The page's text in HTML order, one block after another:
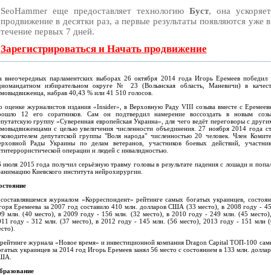
SeoHammer еще предоставляет технологию Буст, она ускоряет
продвижение в десятки раз, а первые результаты появляются уже в
течение первых 7 дней.
Зарегистрироваться и Начать продвижение
внеочередных парламентских выборах 26 октября 2014 года Игорь Еремеев победил
избирательном округе № 23 (Волынская область, Маневичи) в
набрав 40,43 % или 41 510 голосов.
оценке журналистов издания «Insider», в Верховную Раду VIII созыва вместе с
12 его соратников. Сам он подтвердил намерение воссоздать в новым
группу «Суверенная европейская Украина», для чего ведёт переговоры с
с целью увеличения численности объединения. 27 ноября 2014 года
депутатской группы "Воля народа" численностью 20 человек. Член
Рады Украины по делам ветеранов, участников боевых действий,
операции и людей с инвалидностью.
июля 2015 года получил серьёзную травму головы в результате падения с лошади и
Киевского института нейрохирургии.
журналом «Корреспондент» рейтинге самых богатых украинцев,
Еремеева за 2007 год составило 410 млн. долларов США (33 место), в 2008 году -
млн. (40 место), в 2009 году - 156 млн. (32 место), в 2010 году - 249 млн. (45
году - 312 млн. (37 место), в 2012 году - 145 млн. (56 место), 2013 году - 151 млн
журнала «Новое время» и инвестиционной компания Dragon Capital ТОП-100
украинцев за 2014 год Игорь Еремеев занял 56 место с состоянием в 133 млн.